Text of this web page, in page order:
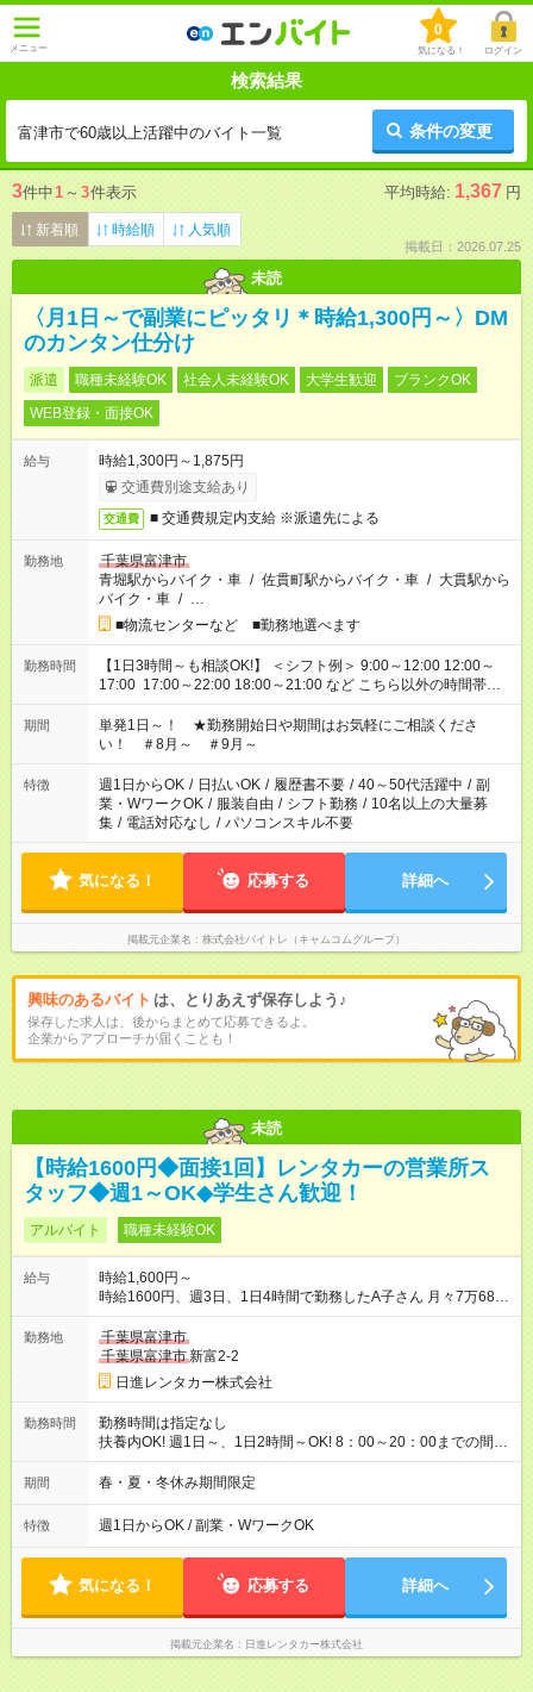
メニュー
0
気になる！ ログイン
検索結果
富津市で60歳以上活躍中のバイト一覧 条件の変更
3件中1 ～ 3件表示 平均時給: 1,367 円
新着順 時給順 人気順
掲載日：2026.07.25
未読
〈月1日～で副業にピッタリ＊時給1,300円～〉DM
のカンタン仕分け
派遣 職種未経験OK 社会人未経験OK 大学生歓迎
ブランクOK
WEB登録・面接OK
給与
時給1,300円～1,875円
交通費別途支給あり
交通費 ■ 交通費規定内支給 ※派遣先による
勤務地
千葉県富津市
青堀駅からバイク・車 / 佐貫町駅からバイク・車 / 大貫駅から
バイク・車 / …
■物流センターなど ■勤務地選べます
勤務時間
【1日3時間～も相談OK!】 ＜シフト例＞ 9:00～12:00 12:00～
17:00 17:00～22:00 18:00～21:00 など こちら以外の時間帯も
お気軽にご相談ください！
期間
単発1日～！ ★勤務開始日や期間はお気軽にご相談くださ
い！ ＃8月～ ＃9月～
特徴 週1日からOK / 日払いOK / 履歴書不要 / 40～50代活躍中 / 副
業・WワークOK / 服装自由 / シフト勤務 / 10名以上の大量募
集 / 電話対応なし / パソコンスキル不要
気になる！ 応募する 詳細へ
掲載元企業名 株式会社バイトレ（キャムコムグループ）
興味のあるバイト は、とりあえず保存しよう♪
保存した求人は、後からまとめて応募できるよ。
企業からアプローチが届くことも！
未読
【時給1600円◆面接1回】レンタカーの営業所ス
タッフ◆週1～OK◆学生さん歓迎！
アルバイト 職種未経験OK
給与
時給1,600円～
時給1600円、週3日、1日4時間で勤務したA子さん 月々7万6800
円収入（月4週換算で計算した目安金額です） 【試用期間】試用
期間なし
勤務地
千葉県富津市
千葉県富津市新富2-2
日進レンタカー株式会社
勤務時間
勤務時間は指定なし
扶養内OK! 週1日～、1日2時間～OK! 8：00～20：00までの間
で、1～8時間 2か月限定、 1ヶ月、100時間まで
期間 春・夏・冬休み期間限定
特徴 週1日からOK / 副業・WワークOK
気になる！ 応募する 詳細へ
掲載元企業名 日進レンタカー株式会社